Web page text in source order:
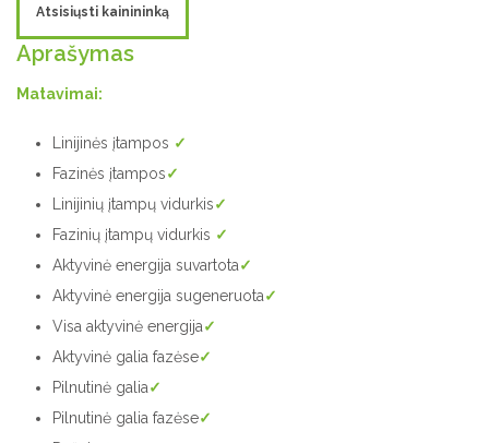
Atsisiųsti kainininką
Aprašymas
Matavimai:
Linijinės įtampos ✓
Fazinės įtampos✓
Linijinių įtampų vidurkis✓
Fazinių įtampų vidurkis ✓
Aktyvinė energija suvartota✓
Aktyvinė energija sugeneruota✓
Visa aktyvinė energija✓
Aktyvinė galia fazėse✓
Pilnutinė galia✓
Pilnutinė galia fazėse✓